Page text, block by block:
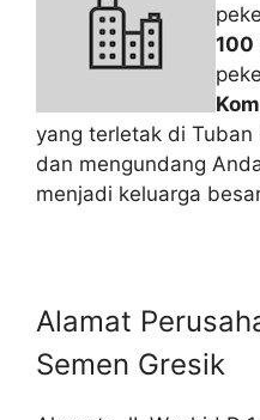
100
yang terletak di
dan mengundang
menjadi keluarga
Alamat
Semen Gresik